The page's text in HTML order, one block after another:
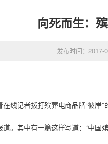
向死而生：
发布时间：2017-
线记者拨打殡葬电商品牌“彼
。其中有一篇这样写道：“中